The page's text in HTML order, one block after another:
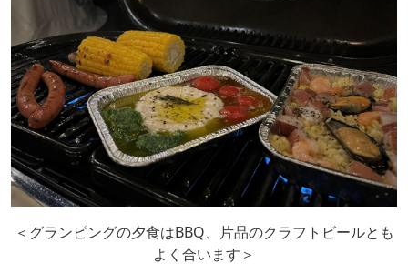
＜グランピングの夕食はBBQ、片品のクラフトビールとも
よく合います＞